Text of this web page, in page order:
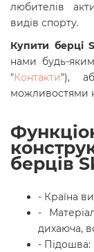
любителів
видів спорту.
Купити берці
нами будь-
"Контакти"),
можливостями
берців
- Країна
-
дихаюча,
- Підошва: